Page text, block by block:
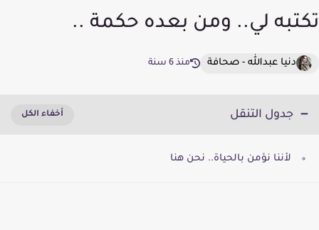
تكتبه لي.. ومن بعده حكمة ..
دنيا عبدالله - صحافة منذ 6 سنة
جدول التنقل
لأننا نؤمن بالحياة.. نحن هنا